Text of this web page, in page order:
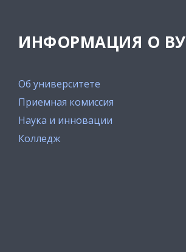
ИНФОРМАЦИЯ О
Об университете
Приемная комиссия
Наука и инновации
Колледж